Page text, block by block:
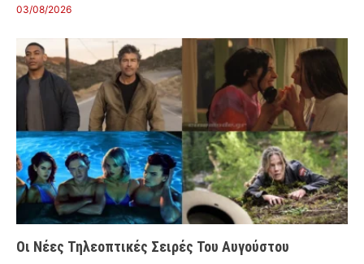
03/08/2026
Οι Νέες Τηλεοπτικές Σειρές Του Αυγούστου